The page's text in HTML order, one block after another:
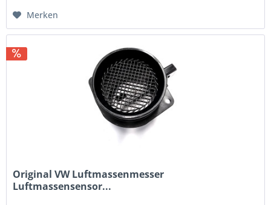
Merken
Original VW Luftmassenmesser
Luftmassensensor...